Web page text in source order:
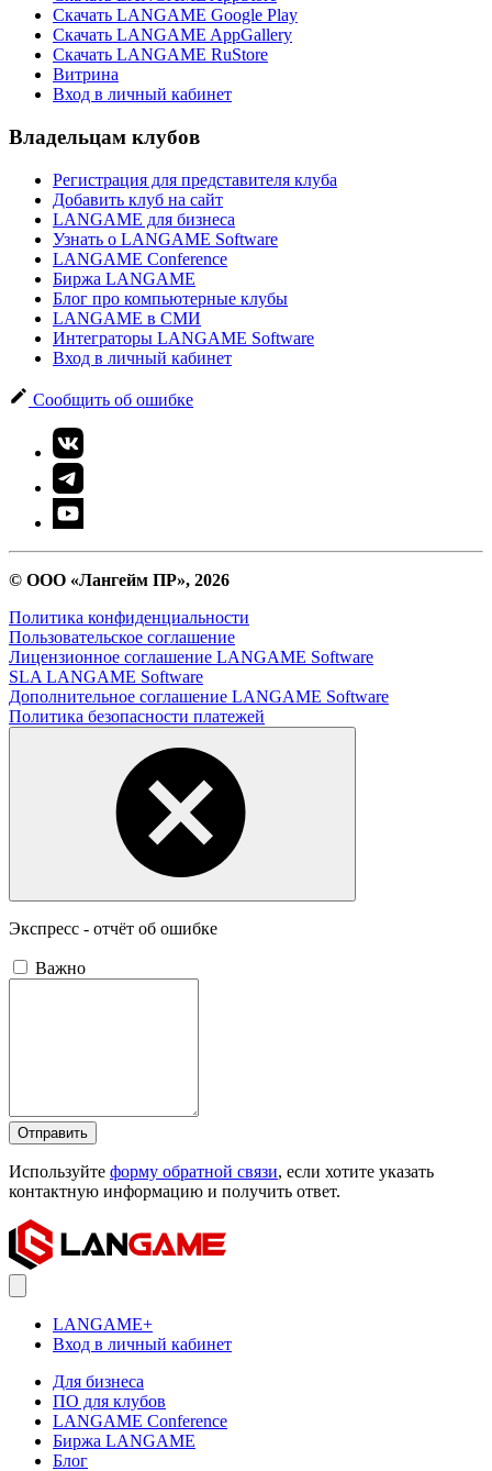
Скачать LANGAME Google Play
Скачать LANGAME AppGallery
Скачать LANGAME RuStore
Витрина
Вход в личный кабинет
Владельцам клубов
Регистрация для представителя клуба
Добавить клуб на сайт
LANGAME для бизнеса
Узнать о LANGAME Software
LANGAME Conference
Биржа LANGAME
Блог про компьютерные клубы
LANGAME в СМИ
Интеграторы LANGAME Software
Вход в личный кабинет
Сообщить об ошибке
© ООО «Лангейм ПР», 2026
Политика конфиденциальности
Пользовательское соглашение
Лицензионное соглашение LANGAME Software
SLA LANGAME Software
Дополнительное соглашение LANGAME Software
Политика безопасности платежей
Экспресс - отчёт об ошибке
Важно
Отправить
Используйте форму обратной связи, если хотите указать
контактную информацию и получить ответ.
LANGAME+
Вход в личный кабинет
Для бизнеса
ПО для клубов
LANGAME Conference
Биржа LANGAME
Блог